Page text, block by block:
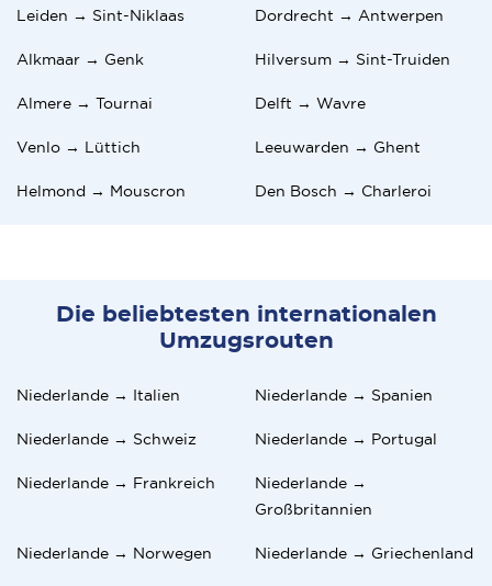
Leiden → Sint-Niklaas Dordrecht → Antwerpen
Alkmaar → Genk Hilversum → Sint-Truiden
Almere → Tournai Delft → Wavre
Venlo → Lüttich Leeuwarden → Ghent
Helmond → Mouscron Den Bosch → Charleroi
Die beliebtesten internationalen
Umzugsrouten
Niederlande → Italien Niederlande → Spanien
Niederlande → Schweiz Niederlande → Portugal
Niederlande → Frankreich
Niederlande →
Großbritannien
Niederlande → Norwegen Niederlande → Griechenland